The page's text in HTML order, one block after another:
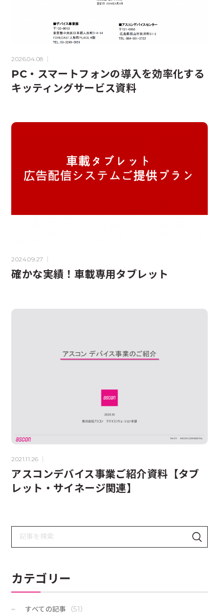
2026.04.08
PC・スマートフォンの導入を効率化する
キッティングサービス資料
2024.09.27
確かな実績！車載専用タブレット
2021.11.26
アスコンデバイス事業ご紹介資料【タブ
レット・サイネージ関連】
索
カテゴリー
すべての記事 （51）